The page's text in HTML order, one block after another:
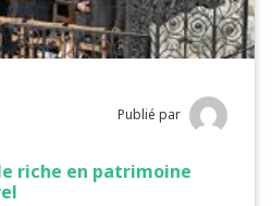
Publié par
riche en patrimoine